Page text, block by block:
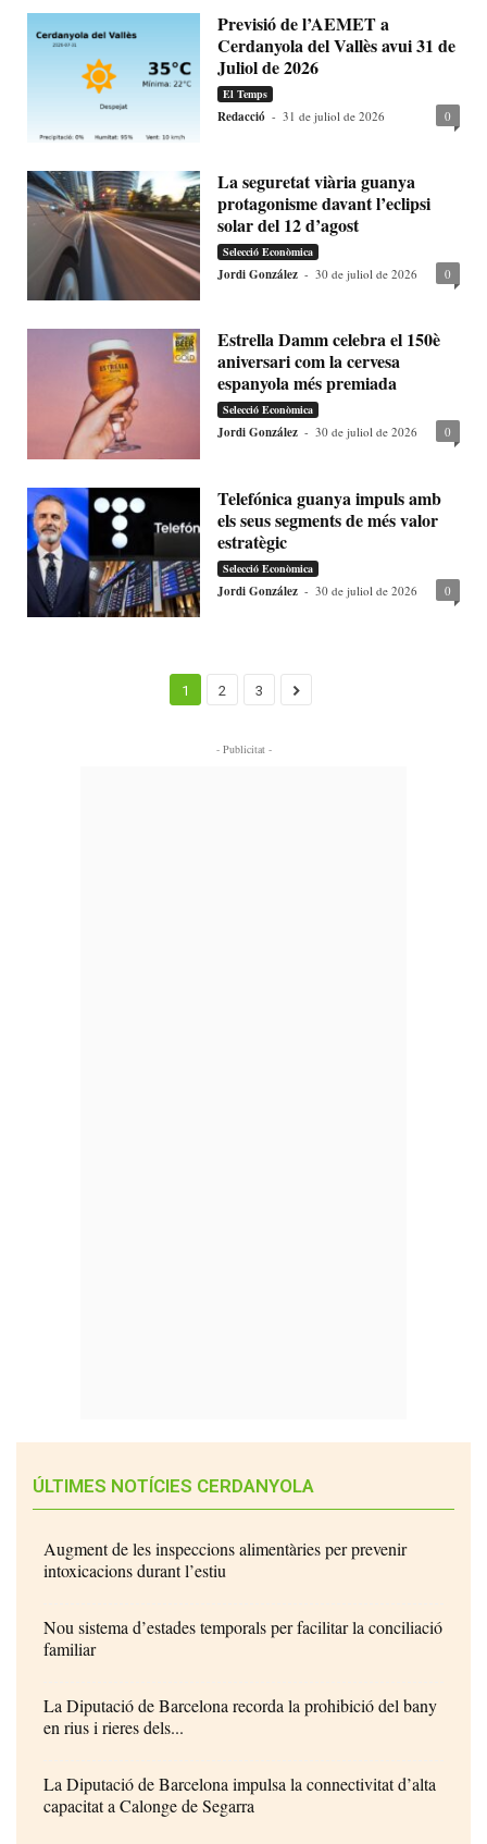
Previsió de l’AEMET a
Cerdanyola del Vallès avui 31 de
Juliol de 2026
El Temps
Redacció - 31 de juliol de 2026 0
La seguretat viària guanya
protagonisme davant l’eclipsi
solar del 12 d’agost
Selecció Econòmica
Jordi González - 30 de juliol de 2026 0
Estrella Damm celebra el 150è
aniversari com la cervesa
espanyola més premiada
Selecció Econòmica
Jordi González - 30 de juliol de 2026 0
Telefónica guanya impuls amb
els seus segments de més valor
estratègic
Selecció Econòmica
Jordi González - 30 de juliol de 2026 0
1 2 3
- Publicitat -
ÚLTIMES NOTÍCIES CERDANYOLA
Augment de les inspeccions alimentàries per prevenir
intoxicacions durant l’estiu
Nou sistema d’estades temporals per facilitar la conciliació
familiar
La Diputació de Barcelona recorda la prohibició del bany
en rius i rieres dels...
La Diputació de Barcelona impulsa la connectivitat d’alta
capacitat a Calonge de Segarra